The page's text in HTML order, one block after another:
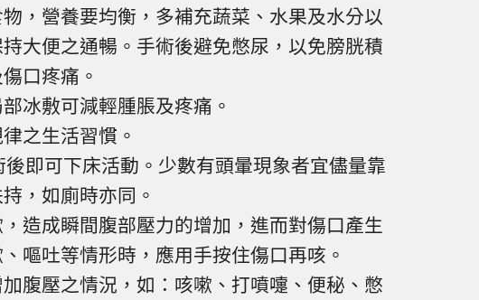
，營養要均衡，多補充蔬菜、水果及水分以
大便之通暢。手術後避免憋尿，以免膀胱積
口疼痛。
冰敷可減輕腫脹及疼痛。
之生活習慣。
即可下床活動。少數有頭暈現象者宜儘量靠
，如廁時亦同。
造成瞬間腹部壓力的增加，進而對傷口產生
嘔吐等情形時，應用手按住傷口再咳。
腹壓之情況，如：咳嗽、打噴嚏、便秘、憋